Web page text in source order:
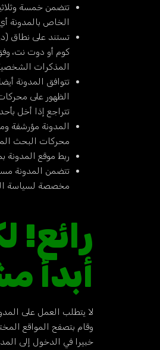
تتضمن خمسة
الخاص بالمدونة
تستند على نطاق
كوم أو دوت نت،
المذكرات الشخصية
الظهور على
تتراجع إذا أخل
المدونة مؤرشفة
محركات البحث
ربط موقع المدونة
تتضمن المدونة
مخصصة لسياسة
رائع!
أبدأ
لا يتطلب العمل على
وقام بتصفح المواقع
خبيرا في الدخول إلى